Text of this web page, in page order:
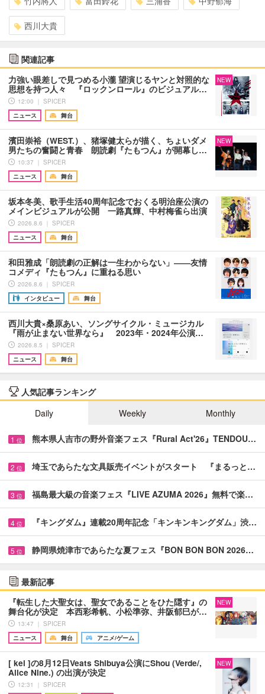
西川大貴
関連記事
力強い眼差しで見つめる小瀧 望演じるヤンと対照的な
思想を持つ人々 『ロックンロール』のビジュアル…
12:00 ｜ SPICER
ニュース
舞台
NEW
濱田崇裕（WEST.）、猪塚健太らが描く、ちょいダメ
男たちの奮闘と青春 朗読劇『たもつん』が開幕し…
10:37 ｜ SPICER
ニュース
舞台
NEW
坂本冬美、歌手生活40周年記念でおくる明治座公演の
メインビジュアルが公開 一路真輝、中村梅雀ら出演
2026.8.6 ｜ SPICER
ニュース
舞台
和田雅成「朗読劇の正解は一生わからない」――友情
コメディ『たもつん』に重ねる思い
2026.8.6 ｜ SPICER
インタビュー
舞台
西川大貴×桑原あい、ソングサイクル・ミュージカル
『雨が止まない世界なら』 2023年・2024年公演…
2026.8.5 ｜ SPICER
ニュース
舞台
人気記事ランキング
Daily
Weekly Monthly
1 位 熊本県人吉市の野外音楽フェス『Rural Act'26』TENDOU…
2 位 埼玉であらたな文具販売イベントがスタート 『まるっと…
3 位 福島最大級の音楽フェス『LIVE AZUMA 2026』無料で楽…
4 位 『キングダム』連載20周年記念「キンキンキングダム」渋…
5 位 静岡県焼津市であらたな夏フェス『BON BON BON 2026…
最新記事
『転生した大聖女は、聖女であることをひた隠す』の
舞台化が決定 本西彩希帆、小松準弥、井阪郁巳が…
13:47 ｜ SPICER
ニュース
舞台 アニメ/ゲーム
NEW
[ kei ]の8月12日Veats Shibuya公演にShou (Verde/,
Alice Nine.) の出演が決定
12:31 ｜ SPICER
NEW